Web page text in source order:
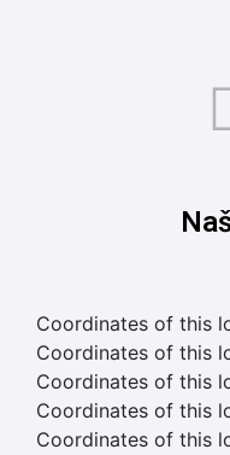
Coordinates of this
Coordinates of this
Coordinates of this
Coordinates of this
Coordinates of this